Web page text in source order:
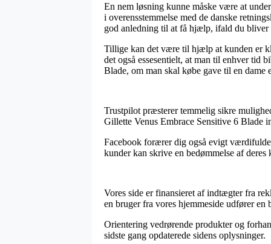
En nem løsning kunne måske være at
i overensstemmelse med de danske
god anledning til at få hjælp, ifald du
Tillige kan det være til hjælp at kunden er
det også essesentielt, at man til enhver tid
Blade, om man skal købe gave til en dame
Trustpilot præsterer temmelig sikre
Gillette Venus Embrace Sensitive 6 Blade
Facebook forærer dig også evigt
kunder kan skrive en bedømmelse af
Vores side er finansieret af indtægter fra
en bruger fra vores hjemmeside udfører en
Orientering vedrørende produkter og
sidste gang opdaterede sidens oplysninger.